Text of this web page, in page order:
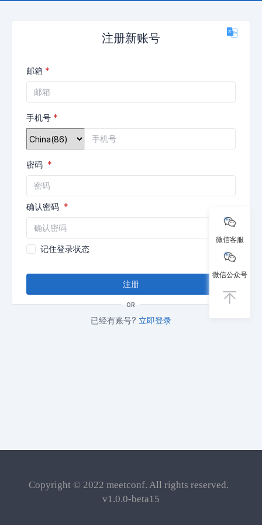
注册新账号
邮箱
手机号
密码
确认密码
记住登录状态
注册
OR
已经有账号? 立即登录
Copyright © 2022 meetconf. All rights reserved.
v1.0.0-beta15
微信客服
微信公众号